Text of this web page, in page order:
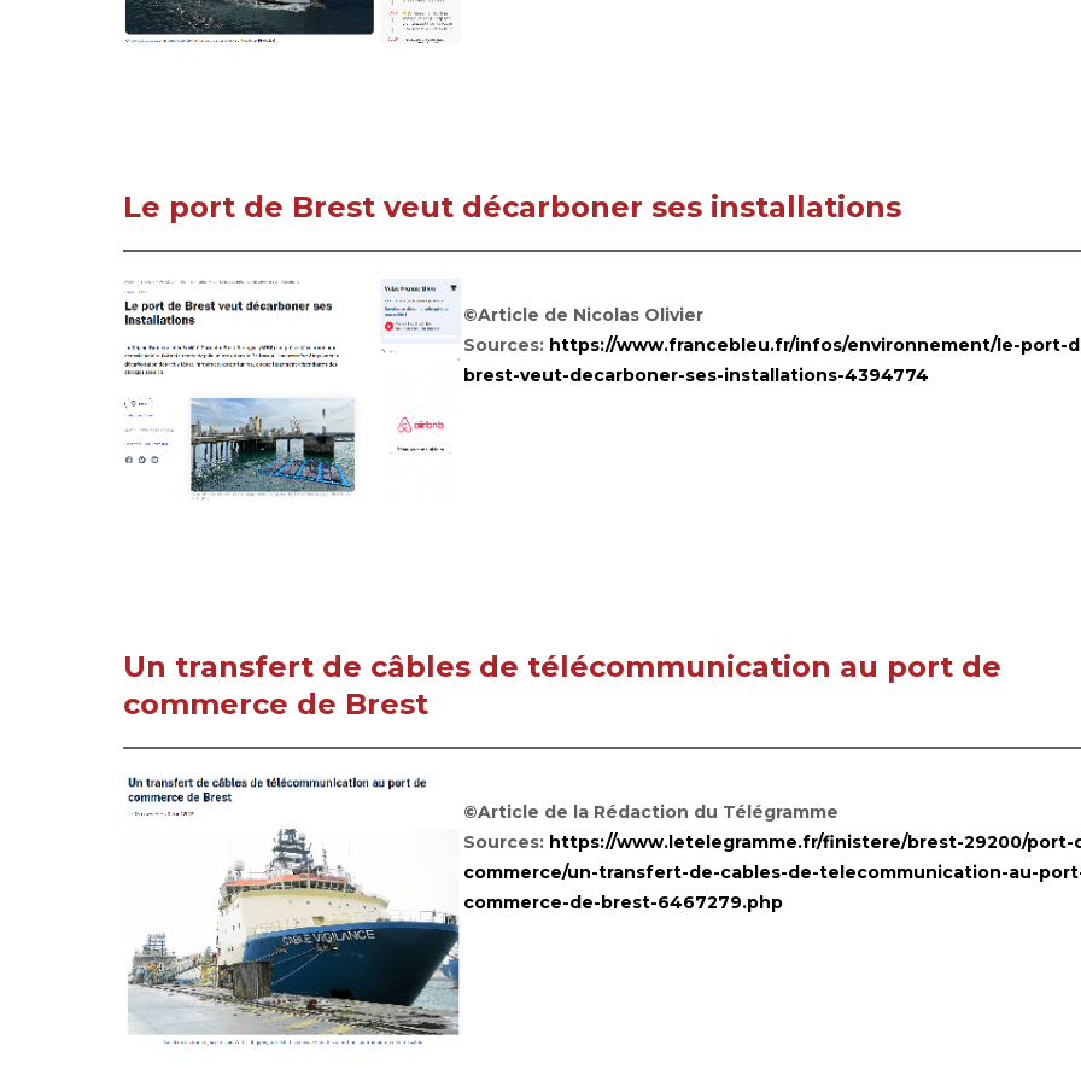
Le port de Brest veut décarboner ses installations
©Article de Nicolas Olivier
Sources: https://www.francebleu.fr/infos/environnement/le-port-
brest-veut-decarboner-ses-installations-4394774
Un transfert de câbles de télécommunication au port de
commerce de Brest
©Article de la Rédaction du Télégramme
Sources: https://www.letelegramme.fr/finistere/brest-29200/port-
commerce/un-transfert-de-cables-de-telecommunication-au-
commerce-de-brest-6467279.php